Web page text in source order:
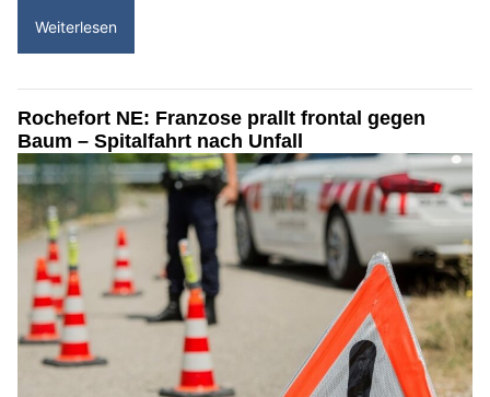
Weiterlesen
Rochefort NE: Franzose prallt frontal gegen
Baum – Spitalfahrt nach Unfall